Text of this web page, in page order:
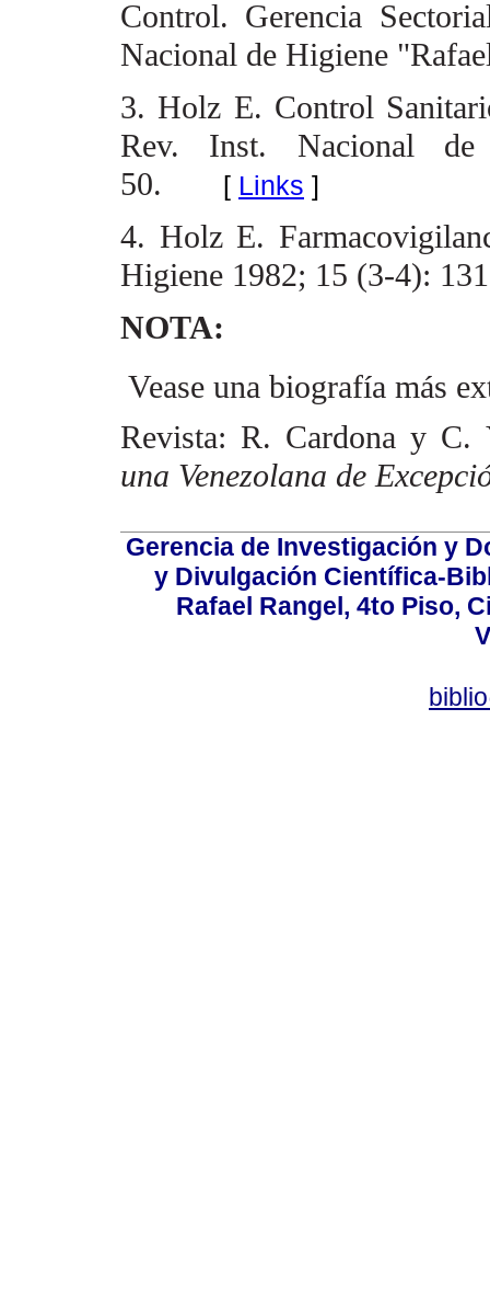
Control. Gerencia
Nacional de Higiene
3. Holz E. Control
Rev. Inst. Nacional
50. [ Links ]
4. Holz E.
Higiene 1982; 15 (3-4):
NOTA:
 Vease una biografía más
Revista: R. Cardona y
una Venezolana de
Gerencia de Investigación y
y Divulgación Científica-
Rafael Rangel, 4to Piso,